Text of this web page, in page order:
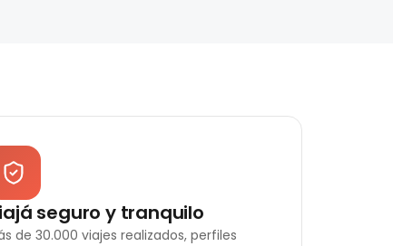
seguro y tranquilo
de 30.000 viajes realizados, perfiles